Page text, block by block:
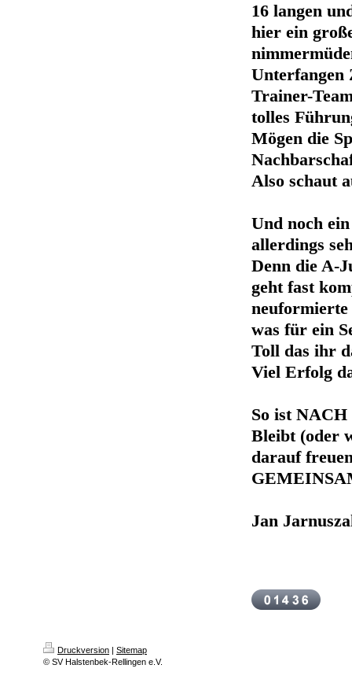
16 langen
hier ein
Unterfangen
Trainer-
tolles
Mögen die
Also schaut
Und noch
allerdings
Denn die A-
geht fast
was für ein
Toll das ihr
Viel Erfolg
So ist NACH
Bleibt (oder
darauf
Jan
Druckversion | Sitemap
© SV Halstenbek-Rellingen e.V.